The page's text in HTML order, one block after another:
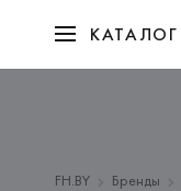
КАТАЛОГ
FH.BY Бренды